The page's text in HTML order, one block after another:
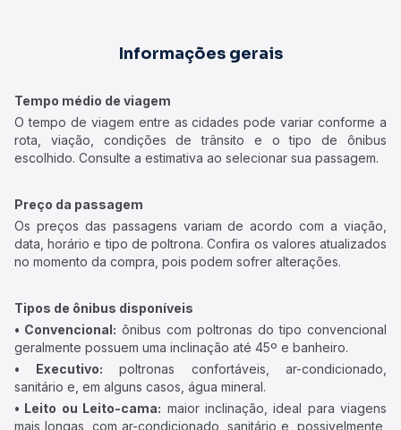
Informações gerais
Tempo médio de viagem
O tempo de viagem entre as cidades pode variar conforme a
rota, viação, condições de trânsito e o tipo de ônibus
escolhido. Consulte a estimativa ao selecionar sua passagem.
Preço da passagem
Os preços das passagens variam de acordo com a viação,
data, horário e tipo de poltrona. Confira os valores atualizados
no momento da compra, pois podem sofrer alterações.
Tipos de ônibus disponíveis
• Convencional: ônibus com poltronas do tipo convencional
geralmente possuem uma inclinação até 45º e banheiro.
• Executivo: poltronas confortáveis, ar-condicionado,
sanitário e, em alguns casos, água mineral.
• Leito ou Leito-cama: maior inclinação, ideal para viagens
mais longas, com ar-condicionado, sanitário e, possivelmente,